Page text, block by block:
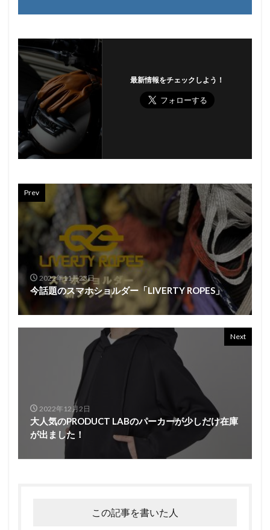
最新情報をチェックしよう！
Prev
2022年11月23日
今話題のスマホショルダー「LIVERTY ROPES」
Next
2022年12月2日
大人気のPRODUCT LABのパーカーが少しだけ在庫
が出ました！
この記事を書いた人